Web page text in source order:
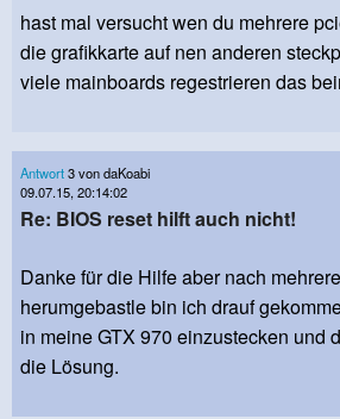
hast mal versucht wen du mehrere
die grafikkarte auf nen anderen
viele mainboards regestrieren das
Antwort3 von daKoabi
09.07.15, 20:14:02
Re: BIOS reset hilft auch nicht!
Danke für die Hilfe aber nach
herumgebastle bin ich drauf
in meine GTX 970 einzustecken und
die Lösung.